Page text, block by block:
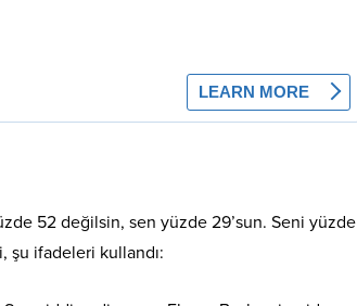
52 değilsin, sen yüzde 29’sun. Seni yüzde
şu ifadeleri kullandı: